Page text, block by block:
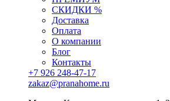
СКИДКИ %
Доставка
Оплата
О компании
Блог
Контакты
+7 926 248-47-17
zakaz@pranahome.ru